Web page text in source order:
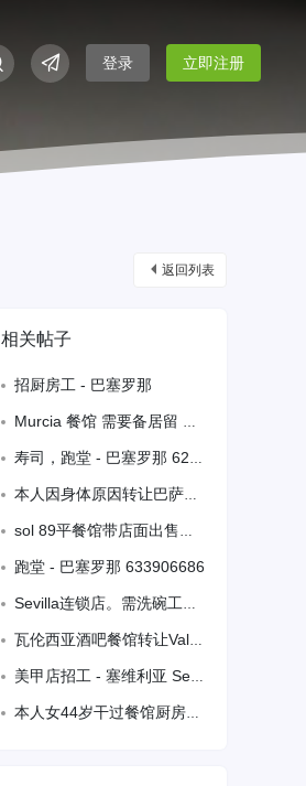
登录 立即注册
返回列表
相关帖子
招厨房工 - 巴塞罗那
Murcia 餐馆 需要备居留 半天厨房工 679047007
寿司，跑堂 - 巴塞罗那 625256727
本人因身体原因转让巴萨郊区新装修酒吧餐馆 房租加iva1930欧 靠近家乐福 5
sol 89平餐馆带店面出售，有餐馆营业执照
跑堂 - 巴塞罗那 633906686
Sevilla连锁店。需洗碗工。包吃住，同事，环境好，待遇优，备有
瓦伦西亚酒吧餐馆转让Valencia水族馆附近英国公司旁边的酒吧寿司转让，地段繁华，人流连大，面积85平方，terraza12张，设备齐全，刚专修接手即可营业，
美甲店招工 - 塞维利亚 Sevilla l1
本人女44岁干过餐馆厨房工作，有需要的老板请联系631790273